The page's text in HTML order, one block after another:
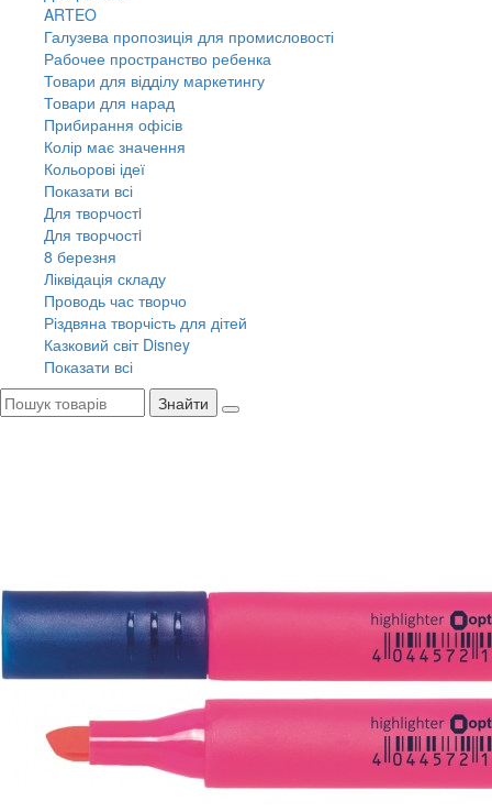
ARTEO
Галузева пропозиція для промисловості
Рабочее пространство ребенка
Товари для відділу маркетингу
Товари для нарад
Прибирання офісів
Колір має значення
Кольорові ідеї
Показати всі
Для творчостi
Для творчостi
8 березня
Ліквідація складу
Проводь час творчо
Різдвяна творчість для дітей
Казковий світ Disney
Показати всі
Знайти